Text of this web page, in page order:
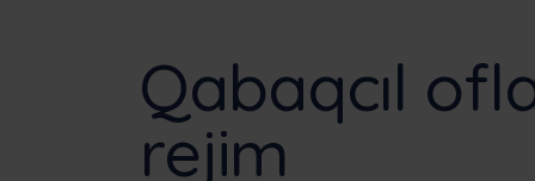
Qabaqcıl
rejim